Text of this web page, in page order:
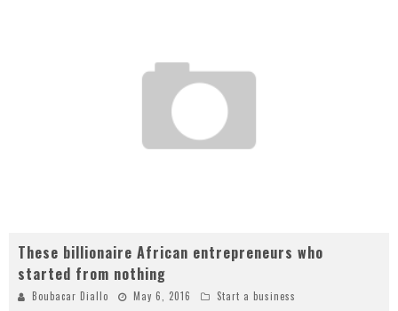
These billionaire African entrepreneurs who
started from nothing
Boubacar Diallo May 6, 2016 Start a business